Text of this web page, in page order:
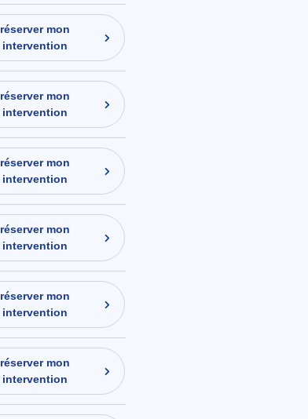
réserver mon
intervention
réserver mon
intervention
réserver mon
intervention
réserver mon
intervention
réserver mon
intervention
réserver mon
intervention